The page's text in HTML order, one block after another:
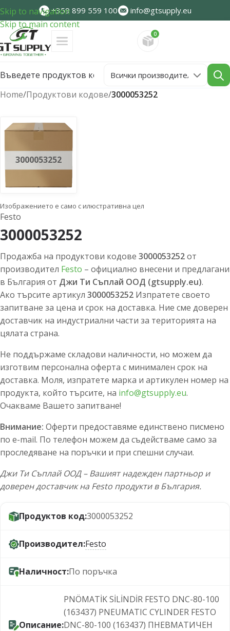
Skip to navigation
Skip to main content
+359 899 559 100 info@gtsupply.eu
0
Home/Продуктови кодове/3000053252
3000053252
Изображението е само с илюстративна цел
Festo
3000053252
Продажба на продуктови кодове 3000053252от
производител Festo – официално внесени и предлагани
в България от Джи Ти Съплай ООД (gtsupply.eu).
Ако търсите артикул 3000053252 Изпратете своето
запитване за цена и срок на доставка. Ние сме доверен
доставчик на индустриални части за територията на
цялата страна.
Не поддържаме складови наличности, но можем да
изготвим персонална оферта с минимален срок на
доставка. Моля, изпратете марка и артикулен номер на
продукта, който търсите, на info@gtsupply.eu.
Очакваме Вашето запитване!
Внимание: Оферти предоставяме единствено писмено
по e-mail. По телефон можем да съдействаме само за
проследяване на поръчки и при спешни случаи.
Джи Ти Съплай ООД – Вашият надежден партньор и
доверен доставчик на Festo продукти в България.
Продуктов код:3000053252
Производител:Festo
Наличност:По поръчка
Описание:
PNÖMATİK SİLİNDİR FESTO DNC-80-100
(163437) PNEUMATIC CYLINDER FESTO
DNC-80-100 (163437) ПНЕВМАТИЧЕН